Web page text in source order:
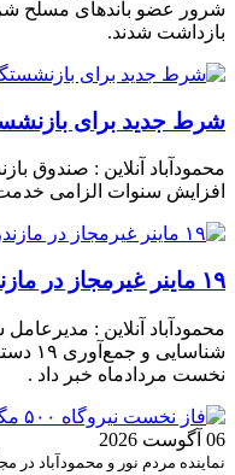
شرور عضو باند‌های مسلح
بازداشت شدند.
شرط جدید برای
محمودآباد آنلاین : صندوق
افزایش سنوات الزامی
۱۹ ماینر غیرمجاز در مازندران از مدار خارج شد
محمودآباد آنلاین :
نخست مردادماه خبر داد .
06 آگوست 2026
نماینده مردم نور و محمودآباد در